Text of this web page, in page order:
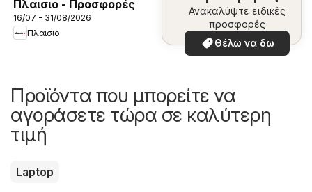
Πλαισιο - Προσφορές
16/07 - 31/08/2026
Πλαισιο
Ανακαλύψτε ειδικές
προσφορές
Θέλω να δω
Προϊόντα που μπορείτε να
αγοράσετε τώρα σε καλύτερη
τιμή
Laptop